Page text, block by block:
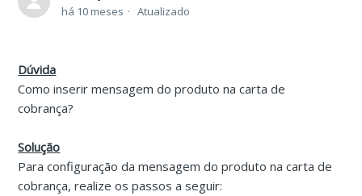
há 10 meses Atualizado
Dúvida
Como inserir mensagem do produto na carta de
cobrança?
Solução
Para configuração da mensagem do produto na carta de
cobrança, realize os passos a seguir: